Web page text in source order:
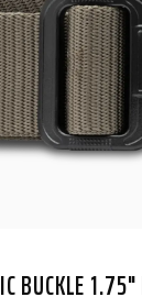
BUCKLE 1.75"